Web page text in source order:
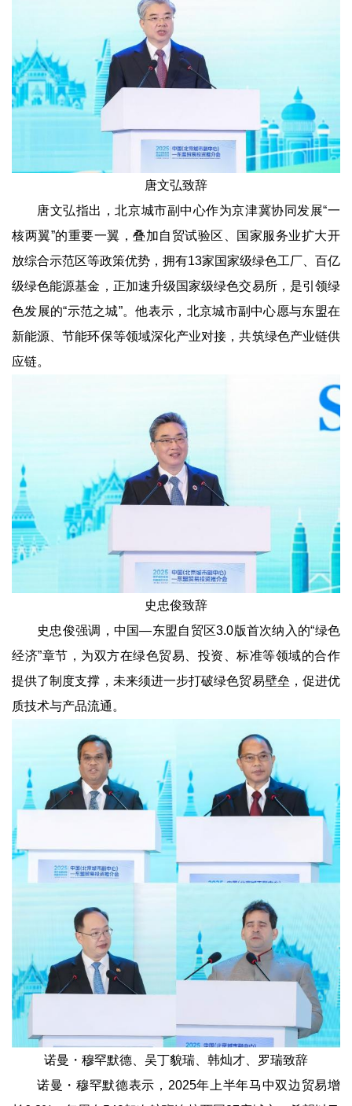
唐文弘致辞
唐文弘指出，北京城市副中心作为京津冀协同发展“一
核两翼”的重要一翼，叠加自贸试验区、国家服务业扩大开
放综合示范区等政策优势，拥有13家国家级绿色工厂、百亿
级绿色能源基金，正加速升级国家级绿色交易所，是引领绿
色发展的“示范之城”。他表示，北京城市副中心愿与东盟在
新能源、节能环保等领域深化产业对接，共筑绿色产业链供
应链。
史忠俊致辞
史忠俊强调，中国—东盟自贸区3.0版首次纳入的“绿色
经济”章节，为双方在绿色贸易、投资、标准等领域的合作
提供了制度支撑，未来须进一步打破绿色贸易壁垒，促进优
质技术与产品流通。
诺曼・穆罕默德、吴丁貌瑞、韩灿才、罗瑞致辞
诺曼・穆罕默德表示，2025年上半年马中双边贸易增